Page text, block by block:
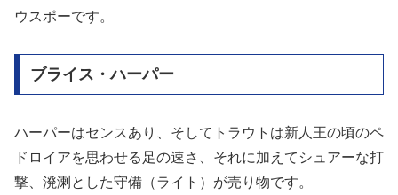
ウスポーです。
ブライス・ハーパー
ハーパーはセンスあり、そしてトラウトは新人王の頃のペ
ドロイアを思わせる足の速さ、それに加えてシュアーな打
撃、溌溂とした守備（ライト）が売り物です。